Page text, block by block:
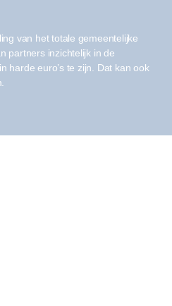
van het totale gemeentelijke
partners inzichtelijk in de
harde euro’s te zijn. Dat kan ook